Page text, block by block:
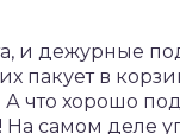
и дежурные
пакует в
что хорошо
самом деле